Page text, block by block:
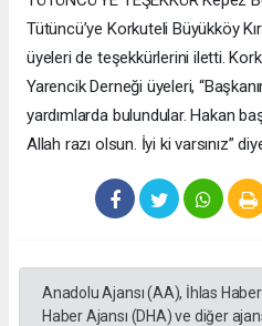
Tütüncü’ye Korkuteli Büyükköy
üyeleri de teşekkürlerini iletti.
Yarencik Derneği üyeleri,
yardımlarda bulundular. Hakan
Allah razı olsun. İyi ki varsınız”
Anadolu Ajansı (AA), İhlas
Haber Ajansı (DHA) ve diğer